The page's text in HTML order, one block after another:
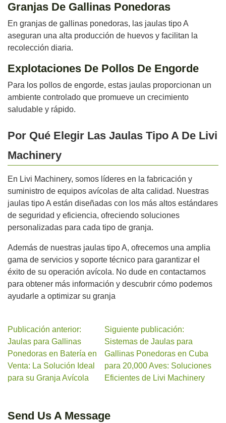
Granjas De Gallinas Ponedoras
En granjas de gallinas ponedoras, las jaulas tipo A
aseguran una alta producción de huevos y facilitan la
recolección diaria.
Explotaciones De Pollos De Engorde
Para los pollos de engorde, estas jaulas proporcionan un
ambiente controlado que promueve un crecimiento
saludable y rápido.
Por Qué Elegir Las Jaulas Tipo A De Livi
Machinery
En Livi Machinery, somos líderes en la fabricación y
suministro de equipos avícolas de alta calidad. Nuestras
jaulas tipo A están diseñadas con los más altos estándares
de seguridad y eficiencia, ofreciendo soluciones
personalizadas para cada tipo de granja.
Además de nuestras jaulas tipo A, ofrecemos una amplia
gama de servicios y soporte técnico para garantizar el
éxito de su operación avícola. No dude en contactarnos
para obtener más información y descubrir cómo podemos
ayudarle a optimizar su granja
Publicación anterior:
Jaulas para Gallinas
Ponedoras en Batería en
Venta: La Solución Ideal
para su Granja Avícola
Siguiente publicación:
Sistemas de Jaulas para
Gallinas Ponedoras en Cuba
para 20,000 Aves: Soluciones
Eficientes de Livi Machinery
Send Us A Message